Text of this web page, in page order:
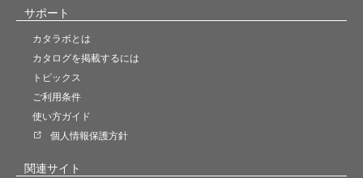
サポート
カタラボとは
カタログを掲載するには
トピックス
ご利用条件
使い方ガイド
個人情報保護方針
関連サイト